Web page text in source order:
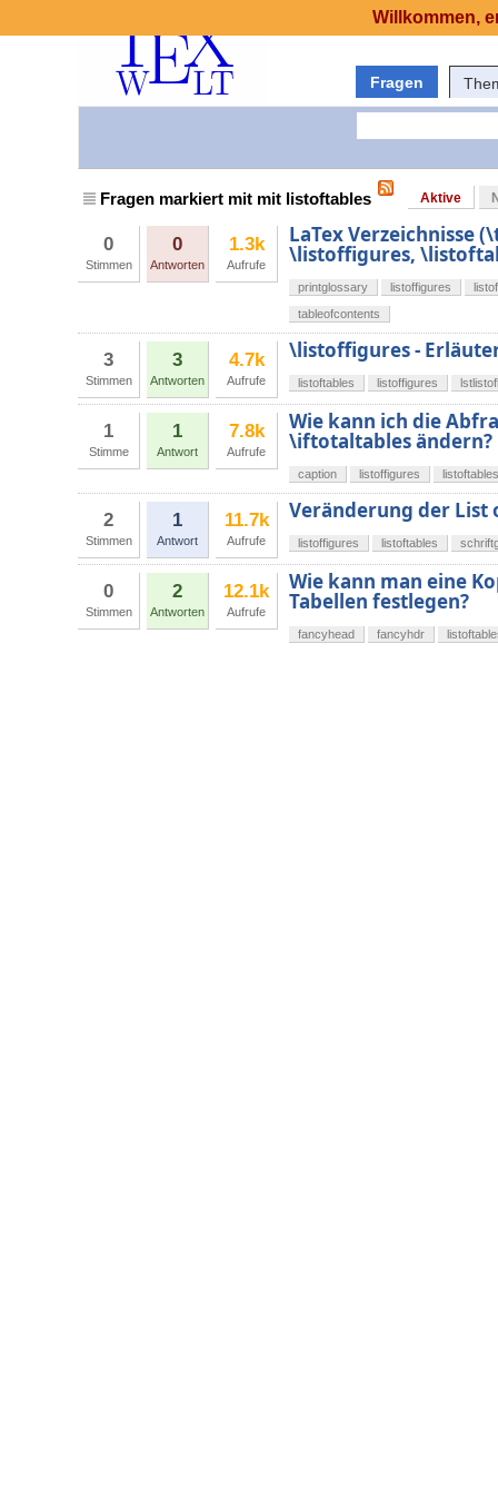
Fragen
Fragen markiert mit mit listoftables Aktive
0
Stimmen
0
Antworten
1.3k
Aufrufe
LaTex Verzeichnisse
\listoffigures,
printglossary listoffigures
tableofcontents
3
Stimmen
3
Antworten
4.7k
Aufrufe
\listoffigures -
listoftables listoffigures
1
Stimme
1
Antwort
7.8k
Aufrufe
Wie kann ich die
\iftotaltables ändern?
caption listoffigures listoftables
2
Stimmen
1
Antwort
11.7k
Aufrufe
Veränderung der
listoffigures listoftables
0
Stimmen
2
Antworten
12.1k
Aufrufe
Wie kann man eine
Tabellen festlegen?
fancyhead fancyhdr
Willkommen,